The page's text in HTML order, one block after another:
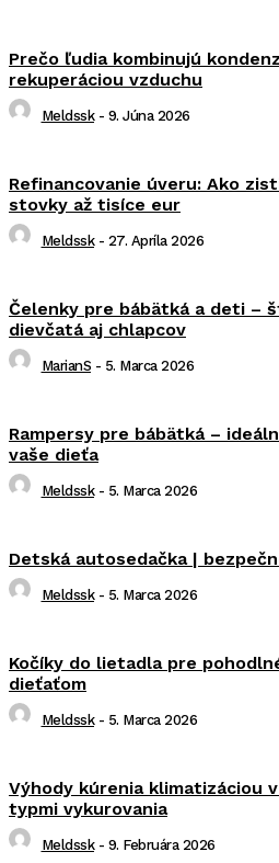
Prečo ľudia kombinujú
rekuperáciou vzduchu
Meldssk - 9. Júna 2026
Refinancovanie úveru: Ako
stovky až tisíce eur
Meldssk - 27. Apríla 2026
Čelenky pre bábätká a deti –
dievčatá aj chlapcov
MarianS - 5. Marca 2026
Rampersy pre bábätká –
vaše dieťa
Meldssk - 5. Marca 2026
Detská autosedačka |
Meldssk - 5. Marca 2026
Kočíky do lietadla pre
dieťaťom
Meldssk - 5. Marca 2026
Výhody kúrenia klimatizáciou
typmi vykurovania
Meldssk - 9. Februára 2026